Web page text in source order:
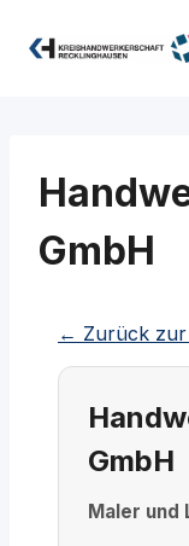
Inhalt
GmbH
← Zurück zur
GmbH
Maler und